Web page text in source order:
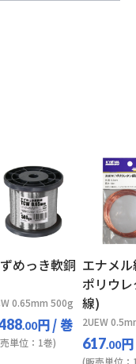
めっき軟銅
0.65mm 500g
.00円/ 巻
単位：1巻)
エナメ
ポリウ
線)
2UEW
617.00円
(販売単位：